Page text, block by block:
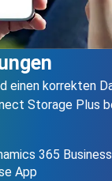
einen korrekten
Storage Plus
365
App